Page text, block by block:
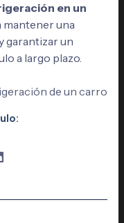
en un
mantener una
garantizar un
a largo plazo.
de un carro